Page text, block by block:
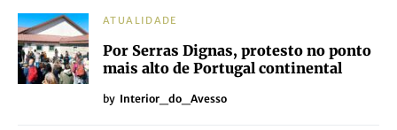
ATUALIDADE
Por Serras Dignas, protesto no ponto
mais alto de Portugal continental
by Interior_do_Avesso